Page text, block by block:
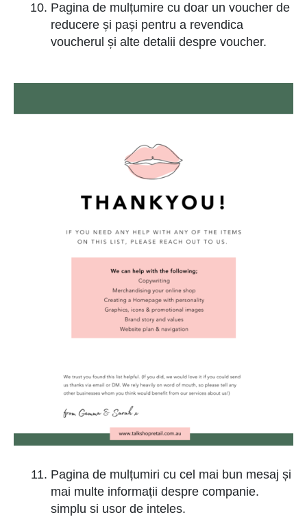
Pagina de mulțumire cu doar un voucher de
reducere și pași pentru a revendica
voucherul și alte detalii despre voucher.
Pagina de mulțumiri cu cel mai bun mesaj și
mai multe informații despre companie.
simplu si usor de inteles.